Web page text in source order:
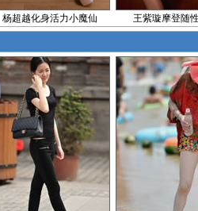
杨超越化身活力小魔仙 王紫璇摩登随